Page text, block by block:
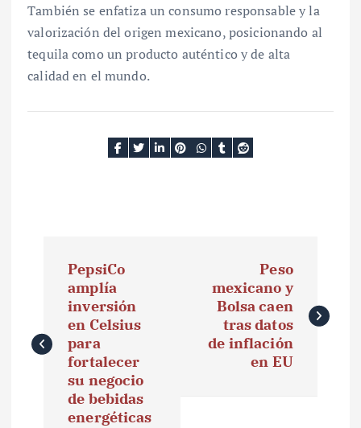
También se enfatiza un consumo responsable y la
valorización del origen mexicano, posicionando al
tequila como un producto auténtico y de alta
calidad en el mundo.
e
PepsiCo
amplía
inversión
en Celsius
para
fortalecer
su negocio
de bebidas
energéticas
Peso
mexicano y
Bolsa caen
tras datos
de inflación
en EU